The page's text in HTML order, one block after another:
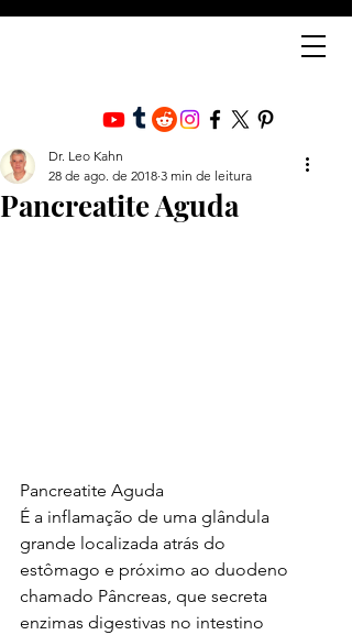
Pancreatite Aguda
Dr. Leo Kahn
28 de ago. de 2018 3 min de leitura
Pancreatite Aguda
É a inflamação de uma glândula
grande localizada atrás do
estômago e próximo ao duodeno
chamado Pâncreas, que secreta
enzimas digestivas no intestino